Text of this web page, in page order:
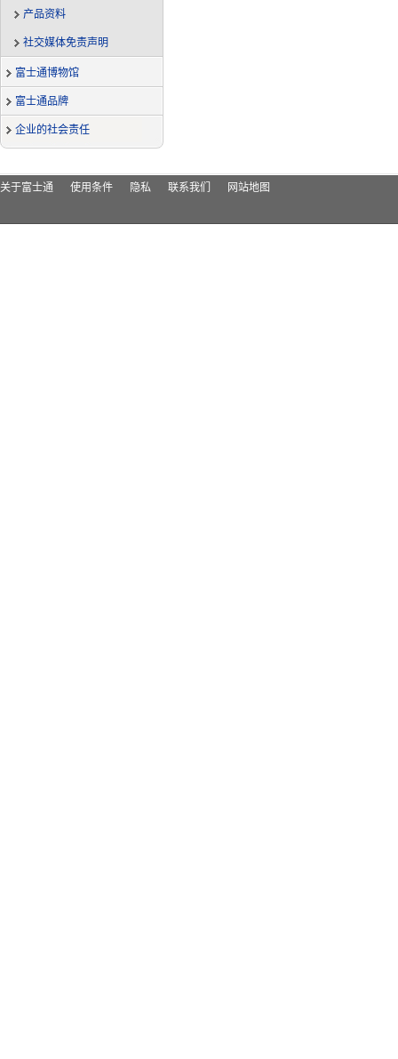
产品资料
社交媒体免责声明
富士通博物馆
富士通品牌
企业的社会责任
关于富士通 使用条件 隐私 联系我们 网站地图